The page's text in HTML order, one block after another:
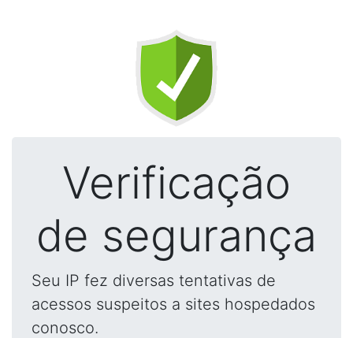
Verificação
de segurança
Seu IP fez diversas tentativas de
acessos suspeitos a sites hospedados
conosco.